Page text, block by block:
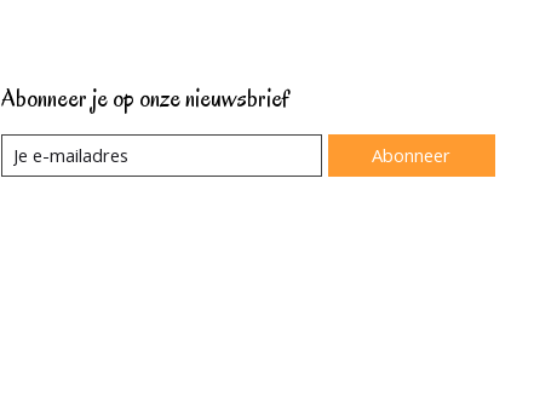
Abonneer je op onze nieuwsbrief
Abonneer